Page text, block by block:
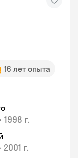
16 лет опыта
• 1998 г.
2001 г.